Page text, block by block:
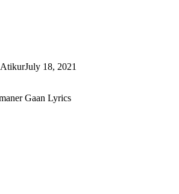
AtikurJuly 18, 2021